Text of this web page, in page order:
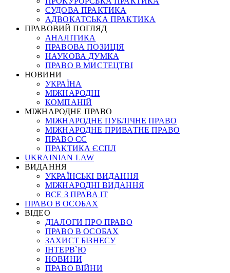
СУДОВА ПРАКТИКА
АДВОКАТСЬКА ПРАКТИКА
ПРАВОВИЙ ПОГЛЯД
АНАЛІТИКА
ПРАВОВА ПОЗИЦІЯ
НАУКОВА ДУМКА
ПРАВО В МИСТЕЦТВІ
НОВИНИ
УКРАЇНА
МІЖНАРОДНІ
КОМПАНІЙ
МІЖНАРОДНЕ ПРАВО
МІЖНАРОДНЕ ПУБЛІЧНЕ ПРАВО
МІЖНАРОДНЕ ПРИВАТНЕ ПРАВО
ПРАВО ЄС
ПРАКТИКА ЄСПЛ
UKRAINIAN LAW
ВИДАННЯ
УКРАЇНСЬКІ ВИДАННЯ
МІЖНАРОДНІ ВИДАННЯ
ВСЕ З ПРАВА ІТ
ПРАВО В ОСОБАХ
ВІДЕО
ДІАЛОГИ ПРО ПРАВО
ПРАВО В ОСОБАХ
ЗАХИСТ БІЗНЕСУ
ІНТЕРВ`Ю
НОВИНИ
ПРАВО ВІЙНИ